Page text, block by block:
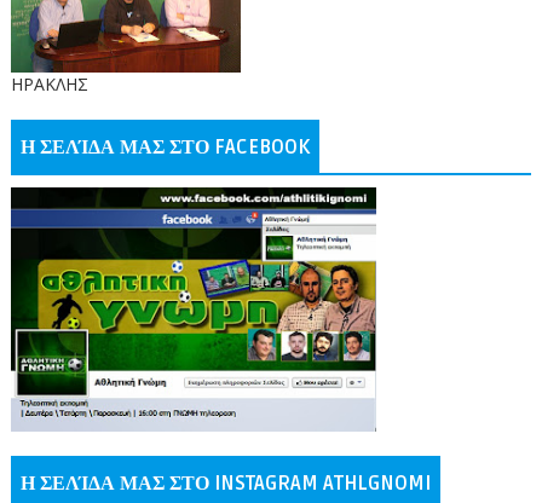
ΗΡΑΚΛΗΣ
Η ΣΕΛΊΔΑ ΜΑΣ ΣΤΟ FACEBOOK
Η ΣΕΛΊΔΑ ΜΑΣ ΣΤΟ INSTAGRAM ATHLGNOMI